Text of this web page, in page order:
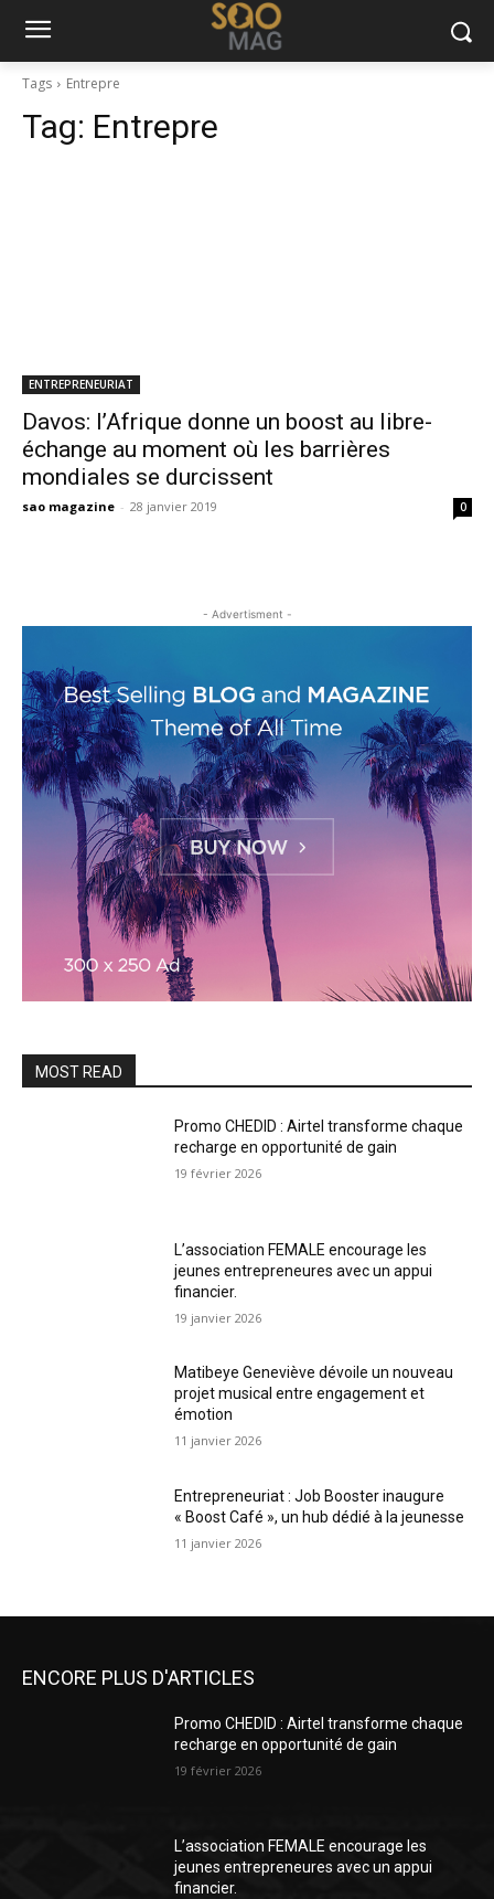
Tags Entrepre
Tag: Entrepre
ENTREPRENEURIAT
Davos: l’Afrique donne un boost au libre-
échange au moment où les barrières
mondiales se durcissent
sao magazine - 28 janvier 2019 0
- Advertisment -
MOST READ
Promo CHEDID : Airtel transforme chaque
recharge en opportunité de gain
19 février 2026
L’association FEMALE encourage les
jeunes entrepreneures avec un appui
financier.
19 janvier 2026
Matibeye Geneviève dévoile un nouveau
projet musical entre engagement et
émotion
11 janvier 2026
Entrepreneuriat : Job Booster inaugure
« Boost Café », un hub dédié à la jeunesse
11 janvier 2026
ENCORE PLUS D'ARTICLES
Promo CHEDID : Airtel transforme chaque
recharge en opportunité de gain
19 février 2026
L’association FEMALE encourage les
jeunes entrepreneures avec un appui
financier.